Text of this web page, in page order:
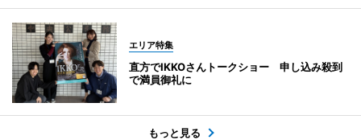
エリア特集
直方でIKKOさんトークショー 申し込み殺到
で満員御礼に
もっと見る